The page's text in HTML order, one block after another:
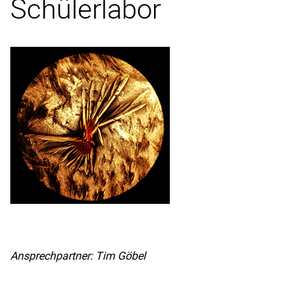
Vernetzung chemischer Fachinhalte im Lehramtsstudium
Verknüpfung von Ingenieurs- und Naturwissenschaft in einem
„Nano“-Schülerlabor
Virtual Reality - Chemielernen mit einem neuen digitalen Medium
Contemporary Science in der Lehrerbildung
Außerschulische Lernorte
Nanosciences in der Lehrerbildung
Das Kis­ten­pro­jekt der Che­mie­di­dak­tik der Uni­ver­si­tät Kas­sel
Schülerexperimente zur Diagnostik
Schülerlabor
Ansprechpartner: Tim Göbel